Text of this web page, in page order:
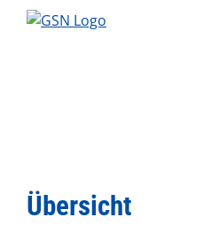
Zum
Übersicht